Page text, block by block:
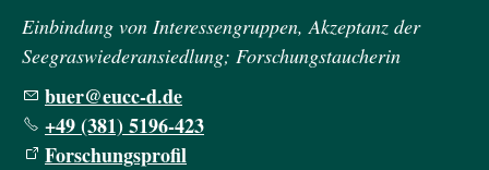
Einbindung von Interessengruppen, Akzeptanz der
Seegraswiederansiedlung; Forschungstaucherin
b r cc-dd
+49 (381) 5196-423
Forschungsprofil